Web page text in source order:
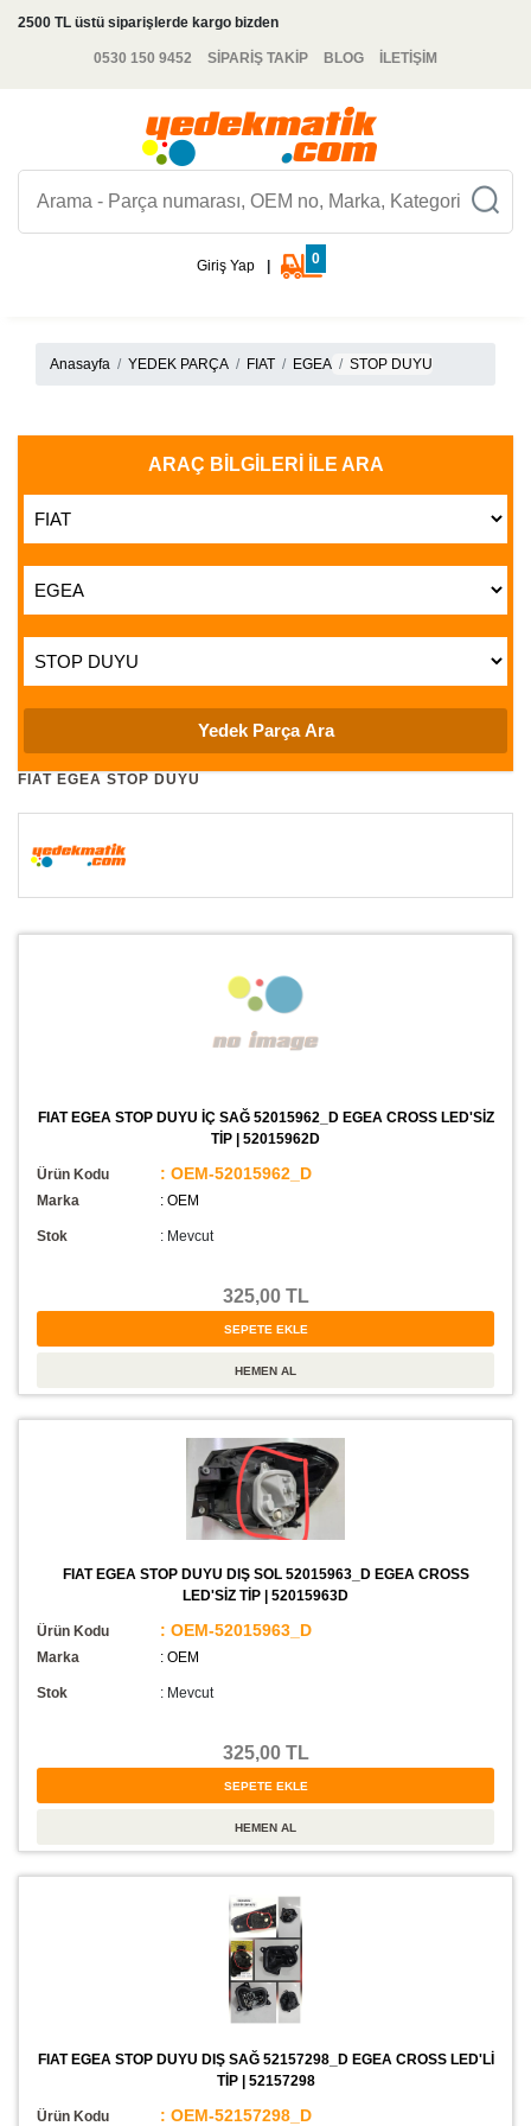
2500 TL üstü siparişlerde kargo bizden
0530 150 9452 SİPARİŞ TAKİP BLOG İLETİŞİM
Giriş Yap 0
Anasayfa YEDEK PARÇA FIAT EGEA STOP DUYU
ARAÇ BILGILERI İLE ARA
FIAT EGEA STOP DUYU
FIAT EGEA STOP DUYU İÇ SAĞ 52015962_D EGEA CROSS LED'SİZ
TİP | 52015962D
Ürün Kodu : OEM-52015962_D
Marka : OEM
Stok : Mevcut
325,00 TL
FIAT EGEA STOP DUYU DIŞ SOL 52015963_D EGEA CROSS
LED'SİZ TİP | 52015963D
Ürün Kodu : OEM-52015963_D
Marka : OEM
Stok : Mevcut
325,00 TL
FIAT EGEA STOP DUYU DIŞ SAĞ 52157298_D EGEA CROSS LED'Lİ
TİP | 52157298
Ürün Kodu : OEM-52157298_D